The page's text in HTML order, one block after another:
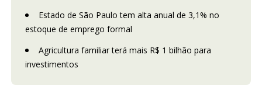
Estado de São Paulo tem alta anual de 3,1% no
estoque de emprego formal
Agricultura familiar terá mais R$ 1 bilhão para
investimentos